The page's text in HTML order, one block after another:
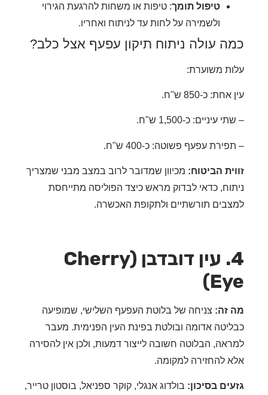
טיפול תומך: טיפות או משחות להרגעת הגירוי
ולשמירה על לחות עד לניתוח ואחריו.
עולה ניתוח תיקון עפעף אצל כלב?
משוערת:
כ-850 ש"ח.
כ-1,500 ש"ח.
עפעף פשוטה: כ-400 ש"ח.
הביטוח: מכיוון שמדובר לרוב במצב מבני שמצריך
כדאי לבדוק מראש כיצד הפוליסה מתייחסת
תורשתיים ולתקופת האכשרה.
4. עין דובדבן (Cherry
צניחה של בלוטת העפעף השלישי, שמופיעה
אדומה ובולטת בפינת העין הפנימית. מעבר
הבלוטה חשובה לייצור דמעות, ולכן אין להסירה
להחזירה למקומה.
בסיכון:בולדוג אנגלי, קוקר ספניאל, בוסטון טרייר,